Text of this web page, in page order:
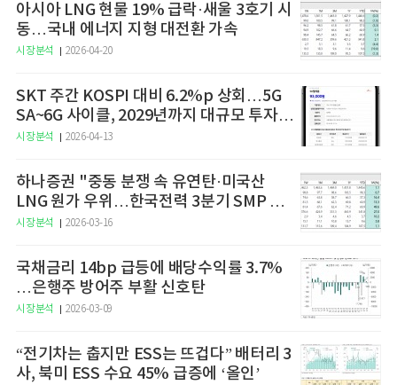
아시아 LNG 현물 19% 급락·새울 3호기 시
동…국내 에너지 지형 대전환 가속
시장분석 2026-04-20
SKT 주간 KOSPI 대비 6.2%p 상회…5G
SA~6G 사이클, 2029년까지 대규모 투자
예고
시장분석 2026-04-13
하나증권 "중동 분쟁 속 유연탄·미국산
LNG 원가 우위…한국전력 3분기 SMP 상
승 전망"
시장분석 2026-03-16
국채금리 14bp 급등에 배당수익률 3.7%
…은행주 방어주 부활 신호탄
시장분석 2026-03-09
“전기차는 춥지만 ESS는 뜨겁다” 배터리 3
사, 북미 ESS 수요 45% 급증에 ‘올인’